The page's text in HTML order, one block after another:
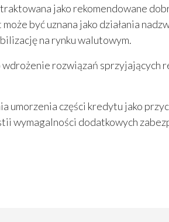
jako rekomendowane
być uznana jako działania
na rynku walutowym.
rozwiązań sprzyjających
umorzenia części kredytu jako
wymagalności dodatkowych